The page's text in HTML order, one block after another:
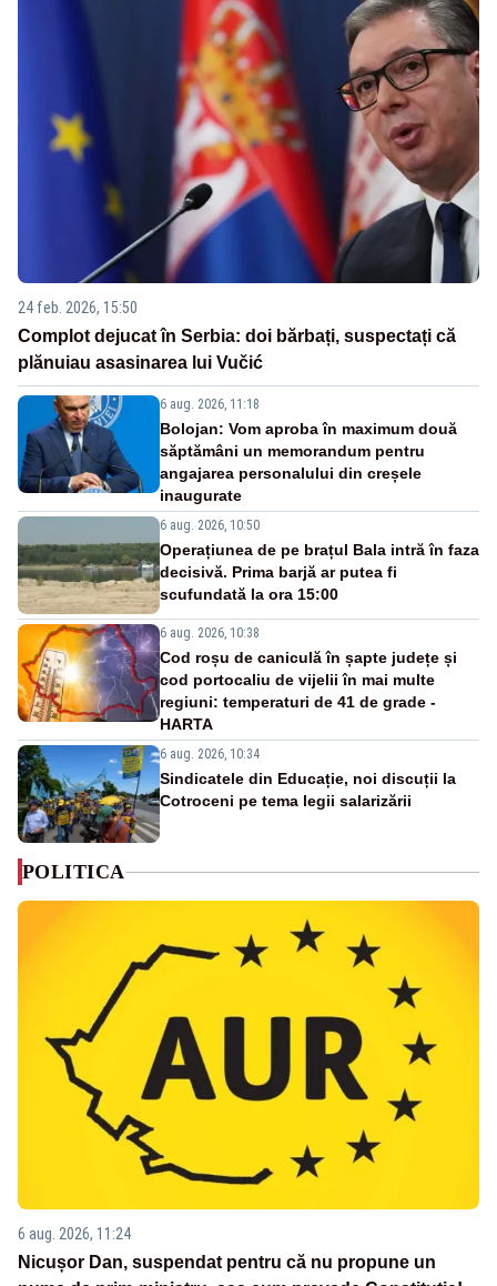
24 feb. 2026, 15:50
Complot dejucat în Serbia: doi bărbați, suspectați că
plănuiau asasinarea lui Vučić
6 aug. 2026, 11:18
Bolojan: Vom aproba în maximum două
săptămâni un memorandum pentru
angajarea personalului din creșele
inaugurate
6 aug. 2026, 10:50
Operațiunea de pe brațul Bala intră în faza
decisivă. Prima barjă ar putea fi
scufundată la ora 15:00
6 aug. 2026, 10:38
Cod roșu de caniculă în șapte județe și
cod portocaliu de vijelii în mai multe
regiuni: temperaturi de 41 de grade -
HARTA
6 aug. 2026, 10:34
Sindicatele din Educație, noi discuții la
Cotroceni pe tema legii salarizării
POLITICA
6 aug. 2026, 11:24
Nicușor Dan, suspendat pentru că nu propune un